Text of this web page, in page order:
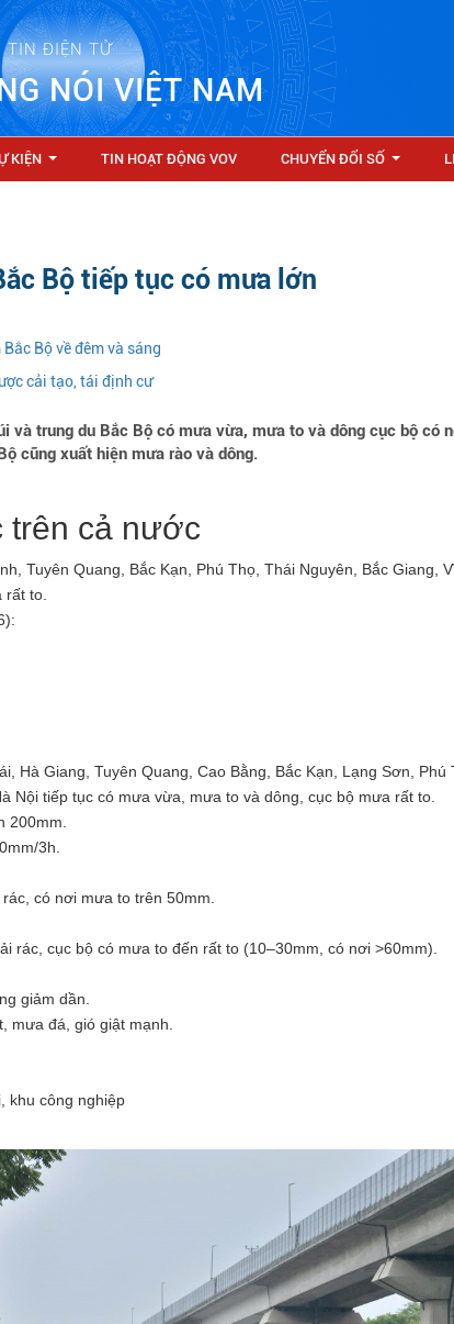
TIN ĐIỆN TỬ
NÓI VIỆT NAM
KIỆN TIN HOẠT ĐỘNG VOV CHUYỂN ĐỔI SỐ
Bộ tiếp tục có mưa lớn
Bộ về đêm và sáng
cải tạo, tái định cư
và trung du Bắc Bộ có mưa vừa, mưa to và dông cục bộ có
cũng xuất hiện mưa rào và dông.
trên cả nước
Tuyên Quang, Bắc Kạn, Phú Thọ, Thái Nguyên, Bắc Giang,
to.
Hà Giang, Tuyên Quang, Cao Bằng, Bắc Kạn, Lạng Sơn, Phú
Nội tiếp tục có mưa vừa, mưa to và dông, cục bộ mưa rất to.
200mm.
3h.
có nơi mưa to trên 50mm.
rác, cục bộ có mưa to đến rất to (10–30mm, có nơi >60mm).
giảm dần.
mưa đá, gió giật mạnh.
khu công nghiệp